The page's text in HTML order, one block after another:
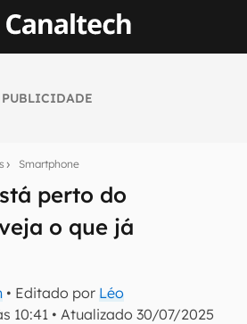
PUBLICIDADE
Smartphone
perto do
o que já
• Editado por Léo
10:41 • Atualizado 30/07/2025
tecnologia em primeira
inscreva-se